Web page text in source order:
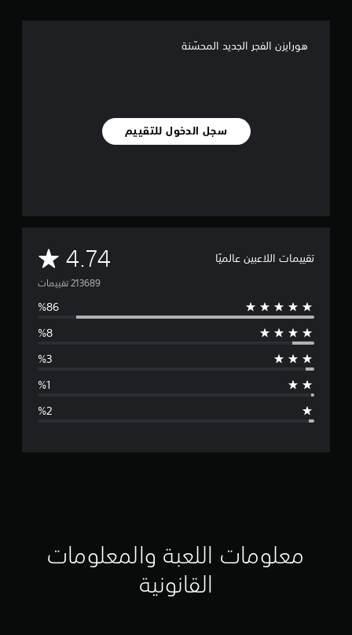
هورايزن الفجر الجديد المحسّنة
سجل الدخول للتقييم
تقييمات اللاعبين عالميًا 4.74م
ت
و
س
ت
ي
معلومات اللعبة والمعلومات
القانونية